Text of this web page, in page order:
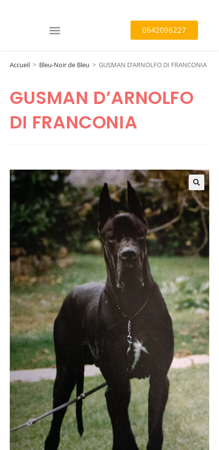
0642096227
Accueil > Bleu-Noir de Bleu > GUSMAN D’ARNOLFO DI FRANCONIA
GUSMAN D’ARNOLFO
DI FRANCONIA
🔍